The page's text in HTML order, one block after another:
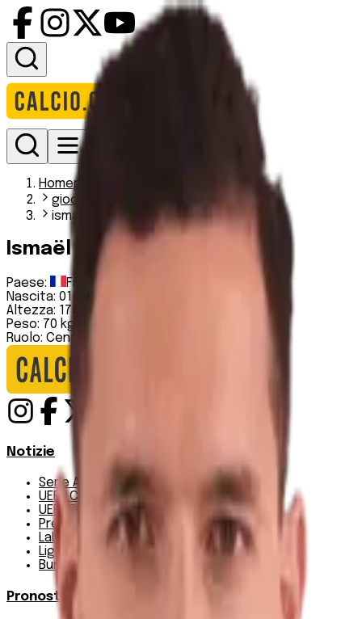
Homepage
giocatori
ismael bennacer
Ismaël Bennacer
Paese:
Francia
Nascita: 01 12 1997
Altezza: 175 cm
Peso: 70 kg
Ruolo: Centrocampista
Notizie
Serie A
UEFA Champions League Teams
UEFA Europa League Teams
Premier League
LaLiga
Ligue 1
Bundesliga
Pronostici